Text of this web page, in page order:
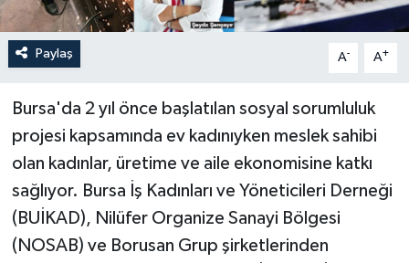
Paylaş A- A+
Bursa'da 2 yıl önce başlatılan sosyal sorumluluk
projesi kapsamında ev kadınıyken meslek sahibi
olan kadınlar, üretime ve aile ekonomisine katkı
sağlıyor. Bursa İş Kadınları ve Yöneticileri Derneği
(BUİKAD), Nilüfer Organize Sanayi Bölgesi
(NOSAB) ve Borusan Grup şirketlerinden